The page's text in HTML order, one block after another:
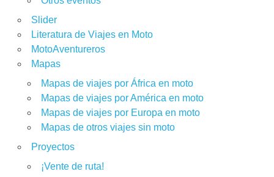
Slider
Literatura de Viajes en Moto
MotoAventureros
Mapas
Mapas de viajes por África en moto
Mapas de viajes por América en moto
Mapas de viajes por Europa en moto
Mapas de otros viajes sin moto
Proyectos
¡Vente de ruta!